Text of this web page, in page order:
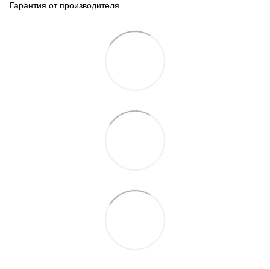
Гарантия от производителя.